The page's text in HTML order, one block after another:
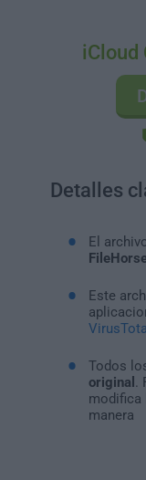
iCloud
Detalles
El
Este
VirusTotal
Todos
original
modifica
manera